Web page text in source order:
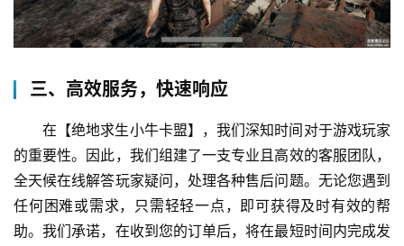
三、高效服务，快速响应
在【绝地求生小牛卡盟】，我们深知时间对于游戏玩家
的重要性。因此，我们组建了一支专业且高效的客服团队，
全天候在线解答玩家疑问，处理各种售后问题。无论您遇到
任何困难或需求，只需轻轻一点，即可获得及时有效的帮
助。我们承诺，在收到您的订单后，将在最短时间内完成发